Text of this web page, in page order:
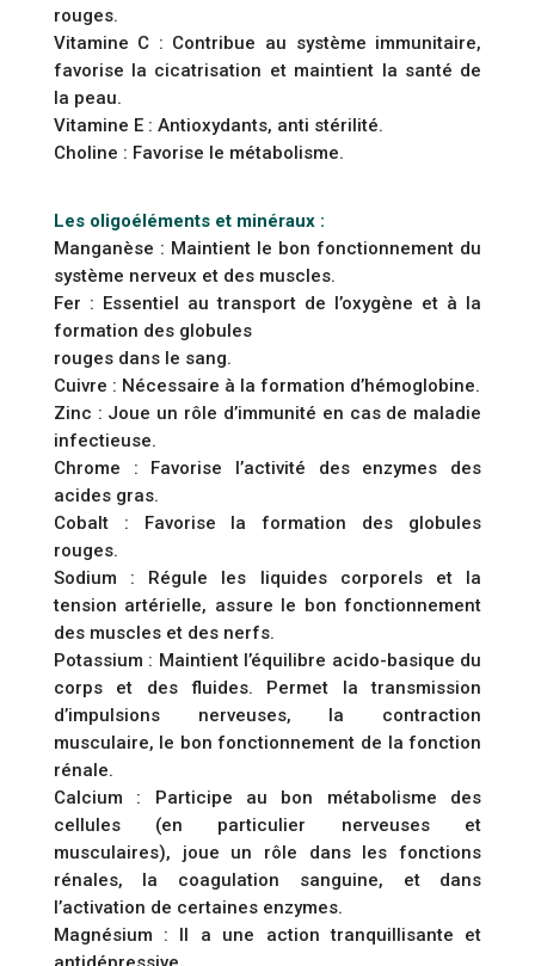
rouges.
Vitamine C : Contribue au système immunitaire,
favorise la cicatrisation et maintient la santé de
la peau.
Vitamine E : Antioxydants, anti stérilité.
Choline : Favorise le métabolisme.
Les oligoéléments et minéraux :
Manganèse : Maintient le bon fonctionnement du
système nerveux et des muscles.
Fer : Essentiel au transport de l’oxygène et à la
formation des globules
rouges dans le sang.
Cuivre : Nécessaire à la formation d’hémoglobine.
Zinc : Joue un rôle d’immunité en cas de maladie
infectieuse.
Chrome : Favorise l’activité des enzymes des
acides gras.
Cobalt : Favorise la formation des globules
rouges.
Sodium : Régule les liquides corporels et la
tension artérielle, assure le bon fonctionnement
des muscles et des nerfs.
Potassium : Maintient l’équilibre acido-basique du
corps et des fluides. Permet la transmission
d’impulsions nerveuses, la contraction
musculaire, le bon fonctionnement de la fonction
rénale.
Calcium : Participe au bon métabolisme des
cellules (en particulier nerveuses et
musculaires), joue un rôle dans les fonctions
rénales, la coagulation sanguine, et dans
l’activation de certaines enzymes.
Magnésium : Il a une action tranquillisante et